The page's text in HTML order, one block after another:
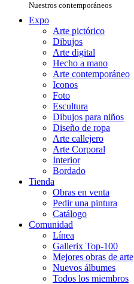
Nuestros contemporáneos
Expo
Arte pictórico
Dibujos
Arte digital
Hecho a mano
Arte contemporáneo
Iconos
Foto
Escultura
Dibujos para niños
Diseño de ropa
Arte callejero
Arte Corporal
Interior
Bordado
Tienda
Obras en venta
Pedir una pintura
Catálogo
Comunidad
Línea
Gallerix Top-100
Mejores obras de arte
Nuevos álbumes
Todos los miembros